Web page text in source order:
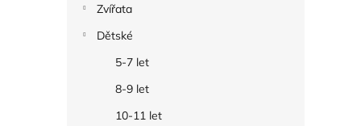
Zvířata
Dětské
5-7 let
8-9 let
10-11 let